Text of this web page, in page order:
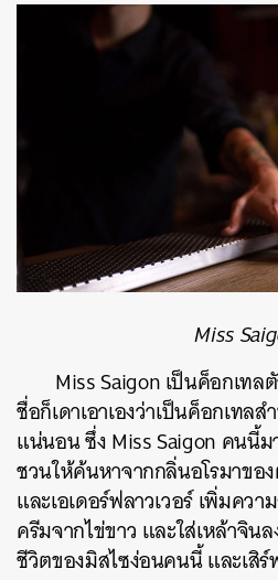
Miss
Miss Saigon เป็นค็อกเทล
ชื่อก็เดาเอาเองว่าเป็นค็อกเทล
แน่นอน ซึ่ง Miss Saigon คนนี้
ชวนให้ค้นหาจากกลิ่นอโรมาขอ
และเอเดอร์ฟลาวเวอร์ เพิ่มค
ครีมจากไข่ขาว และใส่เหล้าจิ
ชีวิตของมิสไซง่อนคนนี้ และเสิ